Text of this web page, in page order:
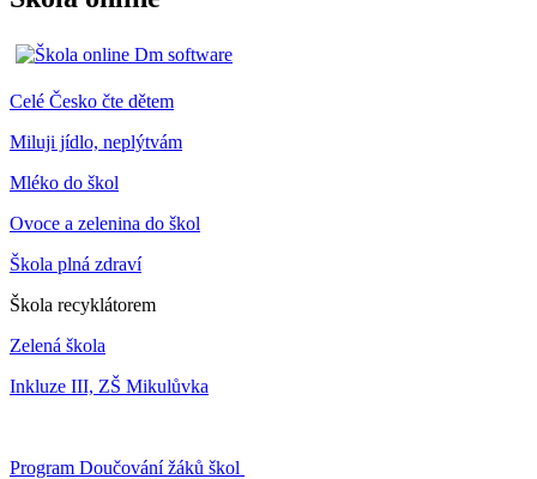
Celé Česko čte dětem
Miluji jídlo, neplýtvám
Mléko do škol
Ovoce a zelenina do škol
Škola plná zdraví
Škola recyklátorem
Zelená škola
Inkluze III, ZŠ Mikulůvka
Program Doučování žáků škol